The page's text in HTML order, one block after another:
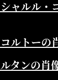
ルル・
トーの
タンの肖